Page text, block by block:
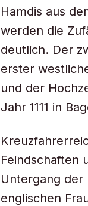
Hamdis aus
werden die
deutlich. Der
erster
und der
Jahr 1111 in
Feindschaften
Untergang
englischen